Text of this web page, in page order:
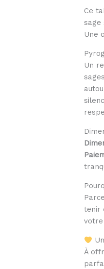
Ce
sage
Une
Un
tenir
votre
À